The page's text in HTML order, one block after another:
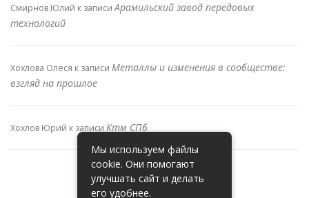
Смирнов Юлий к записиАрамильский завод передовых
технологий
Хохлова Олеся к записи Металлы и изменения в сообществе:
взгляд на прошлое
Хохлов Юрий к записи Ктм СПб
Мы используем файлы
cookie. Они помогают
улучшать сайт и делать
его удобнее.